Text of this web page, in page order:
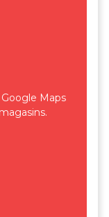
Maps